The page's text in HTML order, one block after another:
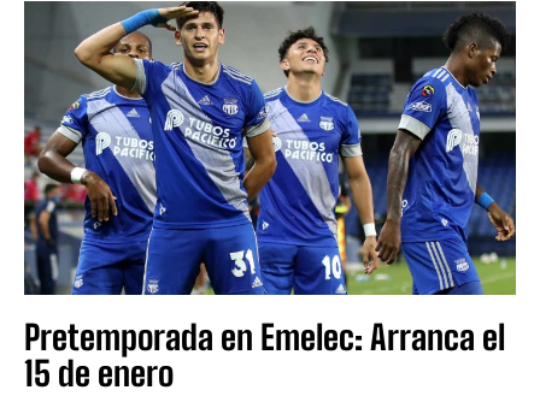
Pretemporada en Emelec: Arranca el
15 de enero